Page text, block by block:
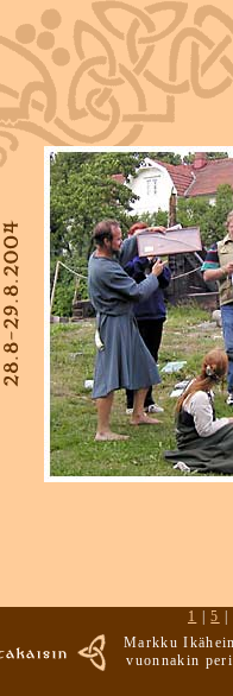
1 |5
Markku
vuonnakin